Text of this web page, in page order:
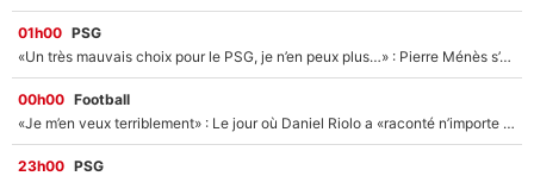
01h00 PSG
«Un très mauvais choix pour le PSG, je n’en peux plus…» : Pierre Ménès s’est complètement trompé avec Luis Enrique et ces déclarations le prouvent !
00h00 Football
«Je m’en veux terriblement» : Le jour où Daniel Riolo a «raconté n’importe quoi» dans l'After Foot !
23h00 PSG